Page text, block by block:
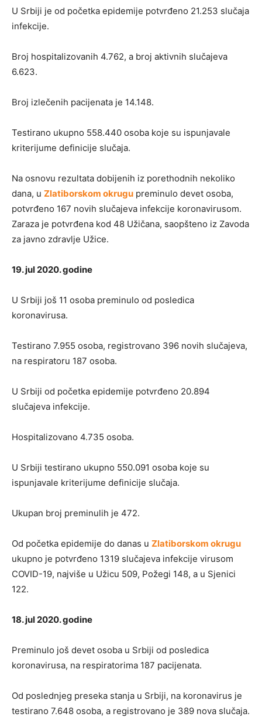
U Srbiji je od početka epidemije potvrđeno 21.253 slučaja
infekcije.
Broj hospitalizovanih 4.762, a broj aktivnih slučajeva
6.623.
Broj izlečenih pacijenata je 14.148.
Testirano ukupno 558.440 osoba koje su ispunjavale
kriterijume definicije slučaja.
Na osnovu rezultata dobijenih iz porethodnih nekoliko
dana, u Zlatiborskom okrugu preminulo devet osoba,
potvrđeno 167 novih slučajeva infekcije koronavirusom.
Zaraza je potvrđena kod 48 Užičana, saopšteno iz Zavoda
za javno zdravlje Užice.
19. jul 2020. godine
U Srbiji još 11 osoba preminulo od posledica
koronavirusa.
Testirano 7.955 osoba, registrovano 396 novih slučajeva,
na respiratoru 187 osoba.
U Srbiji od početka epidemije potvrđeno 20.894
slučajeva infekcije.
Hospitalizovano 4.735 osoba.
U Srbiji testirano ukupno 550.091 osoba koje su
ispunjavale kriterijume definicije slučaja.
Ukupan broj preminulih je 472.
Od početka epidemije do danas u Zlatiborskom okrugu
ukupno je potvrđeno 1319 slučajeva infekcije virusom
COVID-19, najviše u Užicu 509, Požegi 148, a u Sjenici
122.
18. jul 2020. godine
Preminulo još devet osoba u Srbiji od posledica
koronavirusa, na respiratorima 187 pacijenata.
Od poslednjeg preseka stanja u Srbiji, na koronavirus je
testirano 7.648 osoba, a registrovano je 389 nova slučaja.